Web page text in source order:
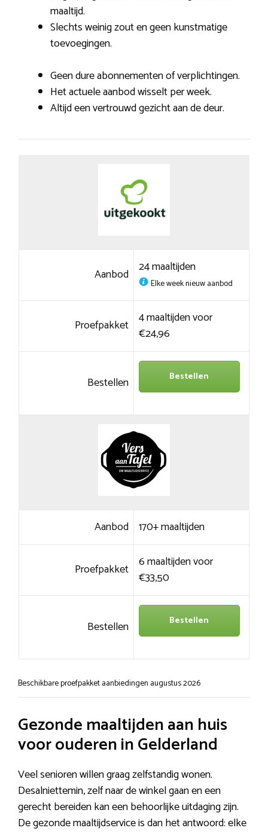
maaltijd.
Slechts weinig zout en geen kunstmatige
toevoegingen.
Geen dure abonnementen of verplichtingen.
Het actuele aanbod wisselt per week.
Altijd een vertrouwd gezicht aan de deur.
Aanbod 24 maaltijden
Elke week nieuw aanbod
Proefpakket 4 maaltijden voor
€24,96
Bestellen Bestellen
Aanbod 170+ maaltijden
Proefpakket 6 maaltijden voor
€33,50
Bestellen Bestellen
Beschikbare proefpakket aanbiedingen augustus 2026
Gezonde maaltijden aan huis
voor ouderen in Gelderland
Veel senioren willen graag zelfstandig wonen.
Desalniettemin, zelf naar de winkel gaan en een
gerecht bereiden kan een behoorlijke uitdaging zijn.
De gezonde maaltijdservice is dan het antwoord: elke